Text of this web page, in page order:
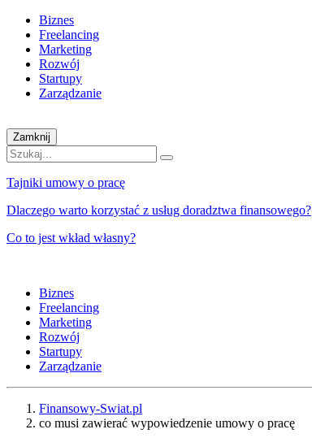
Biznes
Freelancing
Marketing
Rozwój
Startupy
Zarządzanie
Zamknij
Tajniki umowy o pracę
Dlaczego warto korzystać z usług doradztwa finansowego?
Co to jest wkład własny?
Biznes
Freelancing
Marketing
Rozwój
Startupy
Zarządzanie
Finansowy-Swiat.pl
co musi zawierać wypowiedzenie umowy o pracę